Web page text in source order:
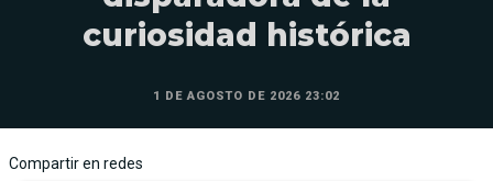
curiosidad histórica
1 DE AGOSTO DE 2026 23:02
Compartir en redes